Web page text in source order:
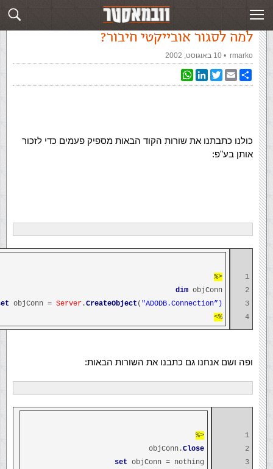
עמוד ראשי למה לסגור אובייקטי חיבור?
למה לסגור אובייקטי חיבור?
rmarko
‏ • 10 באוגוסט, 2002
WhatsAppLinkedInTwitterEmailShare
כולנו כתבתנו את שורות הקוד הבאות מספיק פעמים כדי לזכור
אותן בע"פ:
1
2
3
4
<%
dim objConn
objConn = Server .CreateObject ( "ADODB.Connection”)
%>
ופה ושם אנחנו גם כתבנו את השורות הבאות:
1
2
3
<%
objConn.Close
set objConn = nothing